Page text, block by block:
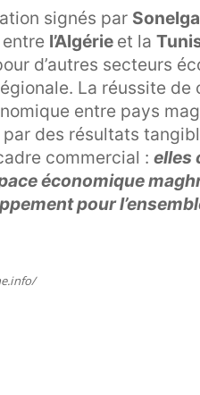
signés par
l’Algérie et la
d’autres secteurs
La réussite
entre pays
des résultats
commercial : elles
économique
pour